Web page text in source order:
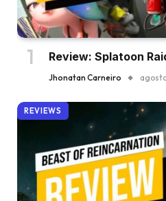
Review: Splatoon
Jhonatan Carneiro
REVIEWS